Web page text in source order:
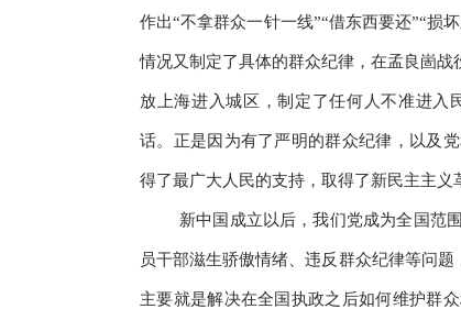
作出“不拿群众一针一线”“借东西要还”“损
情况又制定了具体的群众纪律，在孟良崮
放上海进入城区，制定了任何人不准进入
话。正是因为有了严明的群众纪律，以及
得了最广大人民的支持，取得了新民主主义
新中国成立以后，我们党成为全国范
员干部滋生骄傲情绪、违反群众纪律等问
主要就是解决在全国执政之后如何维护群